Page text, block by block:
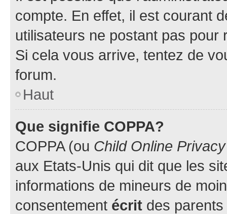
compte. En effet, il est courant
utilisateurs ne postant pas pour
Si cela vous arrive, tentez de
forum.
Haut
Que signifie COPPA?
COPPA (ou Child Online
aux Etats-Unis qui dit que les
informations de mineurs de
consentement écrit des parents